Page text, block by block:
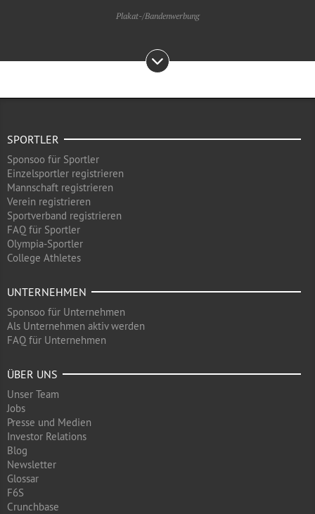
Plakat-/Bandenwerbung
SPORTLER
Sponsoo für Sportler
Einzelsportler registrieren
Mannschaft registrieren
Verein registrieren
Sportverband registrieren
FAQ für Sportler
Olympia-Sportler
College Athletes
UNTERNEHMEN
Sponsoo für Unternehmen
Als Unternehmen aktiv werden
FAQ für Unternehmen
ÜBER UNS
Unser Team
Jobs
Presse und Medien
Investor Relations
Blog
Newsletter
Glossar
F6S
Crunchbase